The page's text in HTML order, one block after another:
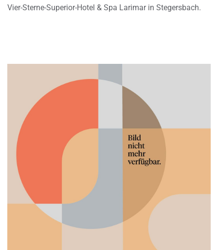
Vier-Sterne-Superior-Hotel & Spa Larimar in Stegersbach.